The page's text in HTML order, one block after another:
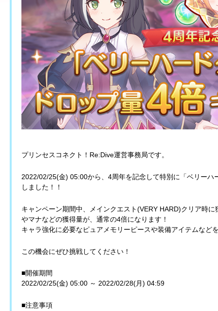
プリンセスコネクト！Re:Dive運営事務局です。
2022/02/25(金) 05:00から、4周年を記念して特別に「ベリー
しました！！
キャンペーン期間中、メインクエスト(VERY HARD)クリア時
やマナなどの獲得量が、通常の4倍になります！
キャラ強化に必要なピュアメモリーピースや装備アイテムなど
この機会にぜひ挑戦してください！
■開催期間
2022/02/25(金) 05:00 ～ 2022/02/28(月) 04:59
■注意事項